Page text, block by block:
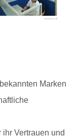
Marken
Vertrauen und